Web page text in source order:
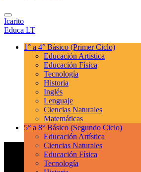
Icarito
Educa LT
1° a 4° Básico (Primer Ciclo)
Educación Artística
Educación Física
Tecnología
Historia
Inglés
Lenguaje
Ciencias Naturales
Matemáticas
5° a 8° Básico (Segundo Ciclo)
Educación Artística
Ciencias Naturales
Educación Física
Tecnología